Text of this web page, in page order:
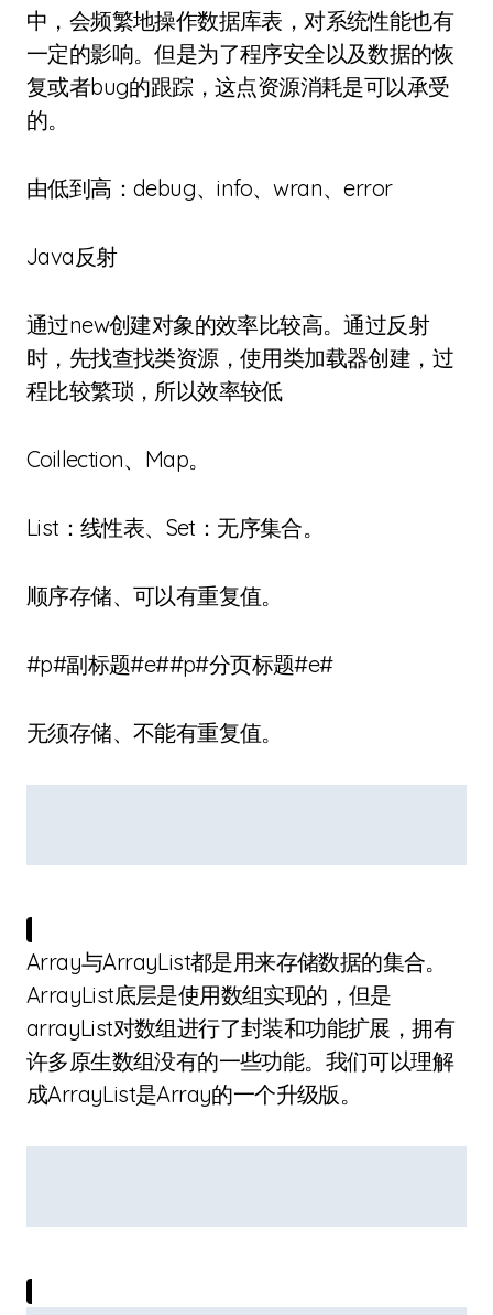
中，会频繁地操作数据库表，对系统性能也有
一定的影响。但是为了程序安全以及数据的恢
复或者bug的跟踪，这点资源消耗是可以承受
的。
由低到高：debug、info、wran、error
Java反射
通过new创建对象的效率比较高。通过反射
时，先找查找类资源，使用类加载器创建，过
程比较繁琐，所以效率较低
Coillection、Map。
List：线性表、Set：无序集合。
顺序存储、可以有重复值。
#p#副标题#e##p#分页标题#e#
无须存储、不能有重复值。
Array与ArrayList都是用来存储数据的集合。
ArrayList底层是使用数组实现的，但是
arrayList对数组进行了封装和功能扩展，拥有
许多原生数组没有的一些功能。我们可以理解
成ArrayList是Array的一个升级版。